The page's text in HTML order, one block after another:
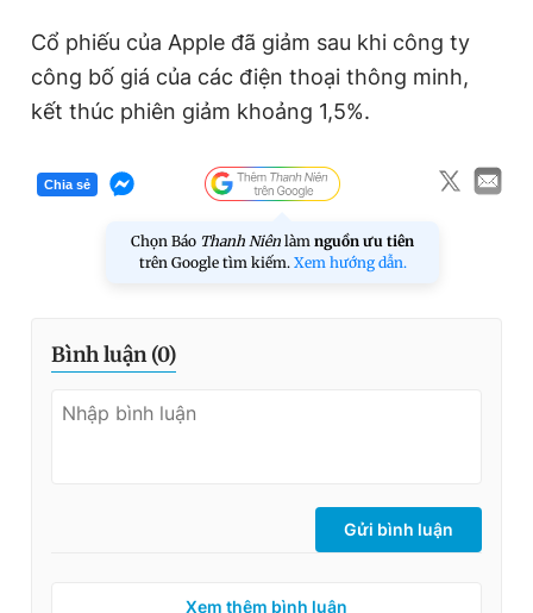
Cổ phiếu của Apple đã giảm sau khi công ty
công bố giá của các điện thoại thông minh,
kết thúc phiên giảm khoảng 1,5%.
Chia sẻ
Chọn Báo Thanh Niên làm nguồn ưu tiên
trên Google tìm kiếm. Xem hướng dẫn.
Bình luận (0)
Gửi bình luận
Xem thêm bình luận